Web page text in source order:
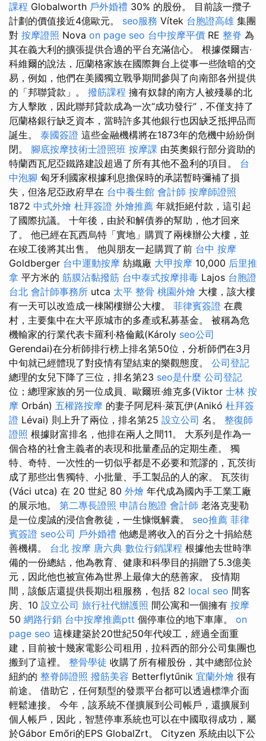
課程 Globalworth 戶外婚禮 30% 的股份。 目前該一攬子
計劃的價值接近4億歐元。 seo服務 Vítek 台胞證高雄 集團
對 按摩證照 Nova on page seo 台中按摩平價 RE 整脊 為
其在義大利的擴張提供合適的平台充滿信心。 根據傑爾吉·
科維爾的說法，厄蘭格家族在國際舞台上從事一些陰暗的交
易，例如，他們在美國獨立戰爭期間參與了向南部各州提供
的「邦聯貸款」。 撥筋課程 擁有奴隸的南方人被殘暴的北
方人擊敗，因此聯邦貸款成為一次“成功發行”，不僅支持了
厄蘭格銀行缺乏資本，當時許多其他銀行也因缺乏抵押品而
誕生。 泰國簽證 這些金融機構將在1873年的危機中紛紛倒
閉。 腳底按摩技術士證照班 按摩課 由英奧銀行部分資助的
特蘭西瓦尼亞鐵路建設超過了所有其他不盈利的項目。 台
中泡腳 匈牙利國家根據利息擔保時的承諾暫時彌補了損
失，但洛尼亞政府早在 台中養生館 會計師 按摩師證照
1872 中式外燴 杜拜簽證 外燴推薦 年就拒絕付款，這引起
了國際抗議。 十年後，由於和解債券的幫助，他才回來
了。 他已經在瓦西烏特「實地」購買了兩棟辦公大樓，並
在竣工後將其出售。 他與朋友一起購買了前 台中 按摩
Goldberger 台中運動按摩 紡織廠 大甲按摩 10,000 后里推
拿 平方米的 筋膜沾黏撥筋 台中泰式按摩排毒 Lajos 台胞證
台北 會計師事務所 utca 太平 整骨 桃園外燴 大樓，該大樓
有一天可以改造成一棟閣樓辦公大樓。 菲律賓簽證 在農
村，主要集中在大平原城市的多產或私募基金。 被稱為危
機輸家的行業代表卡羅利·格倫戴(Károly seo公司
Gerendai)在分析師排行榜上排名第50位，分析師們在3月
中旬就已經體現了對疫情有望結束的樂觀態度。 公司登記
總理的女兒下降了三位，排名第23 seo是什麼 公司登記
位；總理家族的另一位成員、歐爾班·維克多(Viktor 士林 按
摩 Orbán) 五權路按摩 的妻子阿尼科·萊瓦伊(Anikó 杜拜簽
證 Lévai) 則上升了兩位，排名第25 設立公司 名。 整復師
證照 根據財富排名，他排在兩人之間11。 大系列是作為一
個合格的社會主義者的表現和批量產品的定期生產。 獨
特、奇特、一次性的一切似乎都是不必要和荒謬的，瓦茨街
成了那些出售獨特、小批量、手工製品的人的家。 瓦茨街
(Váci utca) 在 20 世紀 80 外燴 年代成為國內手工業工廠
的展示地。 第二專長證照 申請台胞證 會計師 老洛克斐勒
是一位虔誠的浸信會教徒，一生慷慨解囊。 seo推薦 菲律
賓簽證 seo公司 戶外婚禮 他總是將收入的百分之十捐給慈
善機構。 台北 按摩 唐六典 數位行銷課程 根據他去世時準
備的一份總結，他為教育、健康和科學目的捐贈了5.3億美
元，因此他也被宣佈為世界上最偉大的慈善家。 疫情期
間，該飯店還提供長期出租服務，包括 82 local seo 間客
房、10 設立公司 旅行社代辦護照 間公寓和一個擁有 按摩
50 網路行銷 台中按摩推薦ptt 個停車位的地下車庫。 on
page seo 這棟建築於20世紀50年代竣工，經過全面重
建，目前被十幾家電影公司租用，拉科西的部分公司集團也
搬到了這裡。 整骨學徒 收購了所有權股份，其中總部位於
紐約的 整脊師證照 撥筋美容 Betterflytűnik 宜蘭外燴 很有
前途。 借助它，任何類型的發票平台都可以透過標準介面
輕鬆連接。 今年，該系統不僅擴展到公司帳戶，還擴展到
個人帳戶，因此，智慧停車系統也可以在中國取得成功，屬
於Gábor Emőri的EPS GlobalZrt。 Cityzen 系統由以下公